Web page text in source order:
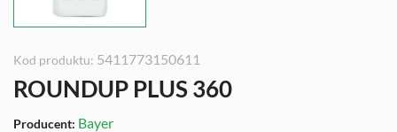
Kod produktu: 5411773150611
ROUNDUP PLUS 360
Producent: Bayer